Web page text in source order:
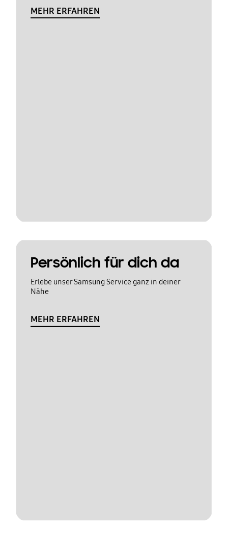
MEHR ERFAHREN
Persönlich für dich da
Erlebe unser Samsung Service ganz in deiner
Nähe
MEHR ERFAHREN